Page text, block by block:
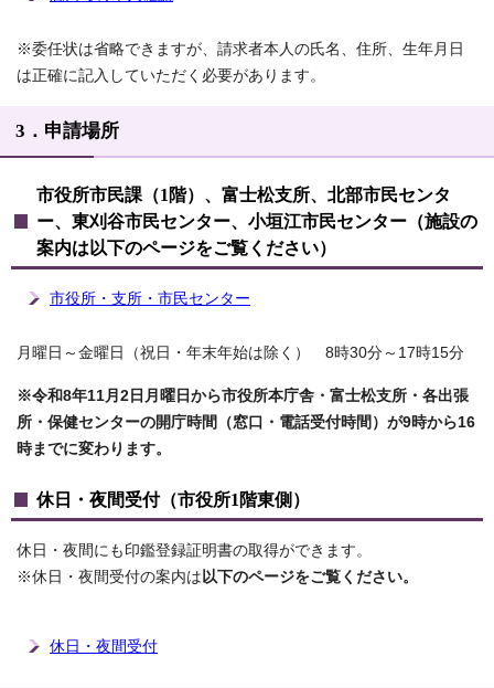
※委任状は省略できますが、請求者本人の氏名、住所、生年月日
は正確に記入していただく必要があります。
3．申請場所
市役所市民課（1階）、富士松支所、北部市民センタ
ー、東刈谷市民センター、小垣江市民センター（施設の
案内は以下のページをご覧ください）
市役所・支所・市民センター
月曜日～金曜日（祝日・年末年始は除く） 8時30分～17時15分
※令和8年11月2日月曜日から市役所本庁舎・富士松支所・各出張
所・保健センターの開庁時間（窓口・電話受付時間）が9時から16
時までに変わります。
休日・夜間受付（市役所1階東側）
休日・夜間にも印鑑登録証明書の取得ができます。
※休日・夜間受付の案内は以下のページをご覧ください。
休日・夜間受付